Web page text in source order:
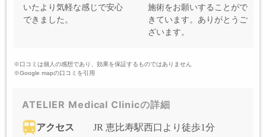
いたより気軽な感じで安心
できました。
施術をお願いすることがで
きています。ありがとうご
ざいます。
※口コミは個人の感想であり、効果を保証するものではありません
※Google mapの口コミを引用
ATELIER Medical Clinicの詳細
アクセス JR 恵比寿駅西口より徒歩1分